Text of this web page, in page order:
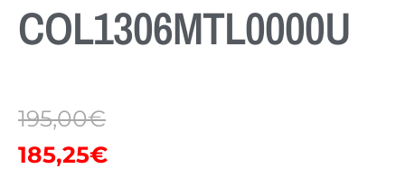
COL1306MTL0000U
195,00€
185,25€